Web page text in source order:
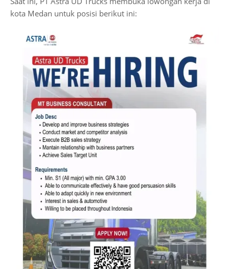
kota Medan untuk posisi berikut ini: